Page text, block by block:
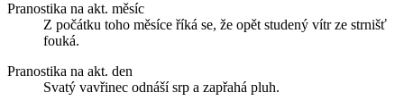
Pranostika na akt. měsíc
Z počátku toho měsíce říká se, že opět studený vítr ze strnišť
fouká.
Pranostika na akt. den
Svatý vavřinec odnáší srp a zapřahá pluh.